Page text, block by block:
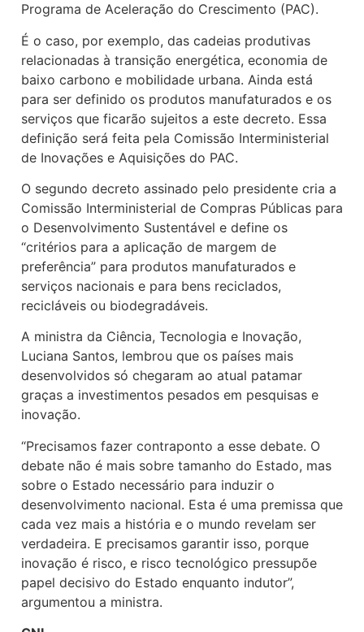
Programa de Aceleração do Crescimento (PAC).
É o caso, por exemplo, das cadeias produtivas
relacionadas à transição energética, economia de
baixo carbono e mobilidade urbana. Ainda está
para ser definido os produtos manufaturados e os
serviços que ficarão sujeitos a este decreto. Essa
definição será feita pela Comissão Interministerial
de Inovações e Aquisições do PAC.
O segundo decreto assinado pelo presidente cria a
Comissão Interministerial de Compras Públicas para
o Desenvolvimento Sustentável e define os
“critérios para a aplicação de margem de
preferência” para produtos manufaturados e
serviços nacionais e para bens reciclados,
recicláveis ou biodegradáveis.
A ministra da Ciência, Tecnologia e Inovação,
Luciana Santos, lembrou que os países mais
desenvolvidos só chegaram ao atual patamar
graças a investimentos pesados em pesquisas e
inovação.
“Precisamos fazer contraponto a esse debate. O
debate não é mais sobre tamanho do Estado, mas
sobre o Estado necessário para induzir o
desenvolvimento nacional. Esta é uma premissa que
cada vez mais a história e o mundo revelam ser
verdadeira. E precisamos garantir isso, porque
inovação é risco, e risco tecnológico pressupõe
papel decisivo do Estado enquanto indutor”,
argumentou a ministra.